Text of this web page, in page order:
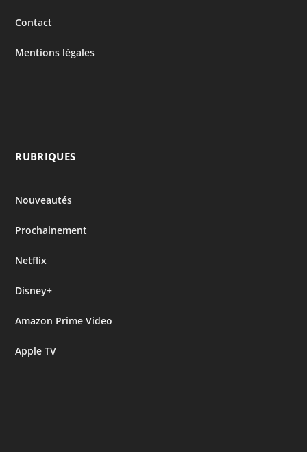
Contact
Mentions légales
RUBRIQUES
Nouveautés
Prochainement
Netflix
Disney+
Amazon Prime Video
Apple TV